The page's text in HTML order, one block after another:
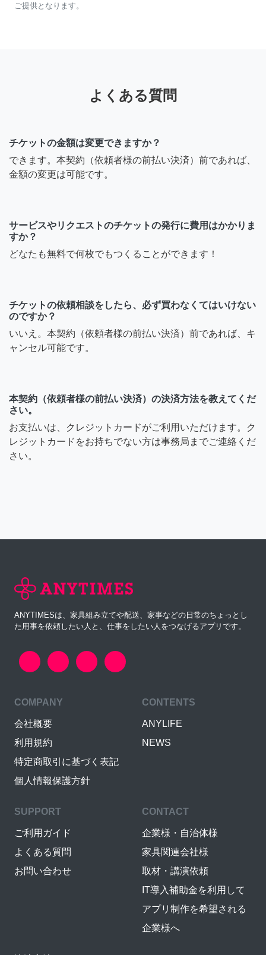
ご提供となります。
よくある質問
チケットの金額は変更できますか？
できます。本契約（依頼者様の前払い決済）前であれば、
金額の変更は可能です。
サービスやリクエストのチケットの発行に費用はかかりま
すか？
どなたも無料で何枚でもつくることができます！
チケットの依頼相談をしたら、必ず買わなくてはいけない
のですか？
いいえ。本契約（依頼者様の前払い決済）前であれば、キ
ャンセル可能です。
本契約（依頼者様の前払い決済）の決済方法を教えてくだ
さい。
お支払いは、クレジットカードがご利用いただけます。ク
レジットカードをお持ちでない方は事務局までご連絡くだ
さい。
ANYTIMESは、家具組み立てや配送、家事などの日常のちょっとし
た用事を依頼したい人と、仕事をしたい人をつなげるアプリです。
COMPANY
会社概要
利用規約
特定商取引に基づく表記
個人情報保護方針
CONTENTS
ANYLIFE
NEWS
SUPPORT
ご利用ガイド
よくある質問
お問い合わせ
CONTACT
企業様・自治体様
家具関連会社様
取材・講演依頼
IT導入補助金を利用して
アプリ制作を希望される
企業様へ